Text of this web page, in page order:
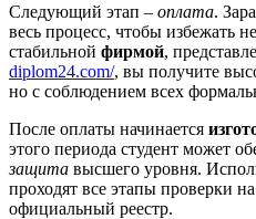
Следующий этап – оплата.
весь процесс, чтобы избежать
стабильной фирмой,
diplom24.com/, вы получите
но с соблюдением всех
После оплаты начинается
этого периода студент может
защита высшего уровня.
проходят все этапы проверки на
официальный реестр.